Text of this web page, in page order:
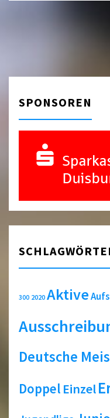
SPONSOREN
300 2020 Aktive
Deutsche
Doppel Einzel